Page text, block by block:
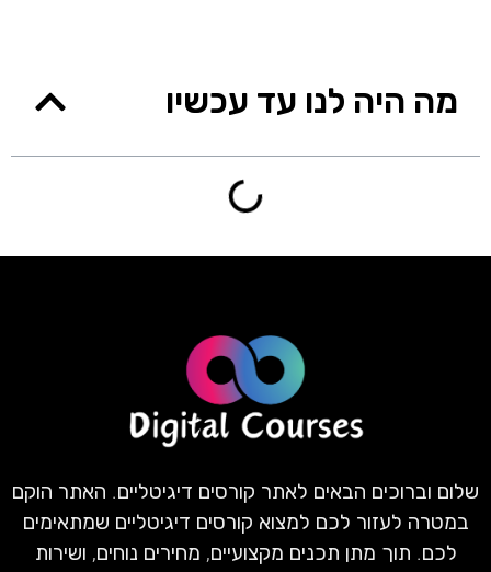
מה היה לנו עד עכשיו
שלום וברוכים הבאים לאתר קורסים דיגיטליים. האתר הוקם
במטרה לעזור לכם למצוא קורסים דיגיטליים שמתאימים
לכם. תוך מתן תכנים מקצועיים, מחירים נוחים, ושירות